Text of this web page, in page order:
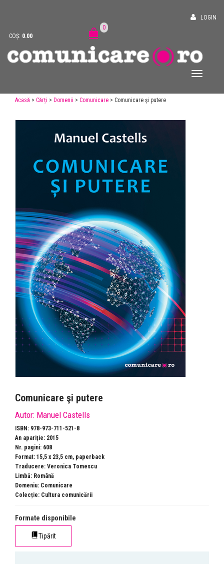
LOGIN
COȘ: 0.00
0
Acasă > Cărți > Domenii > Comunicare > Comunicare şi putere
Comunicare şi putere
Autor: Manuel Castells
ISBN: 978-973-711-521-8
An apariție: 2015
Nr. pagini: 608
Format: 15,5 x 23,5 cm, paperback
Traducere: Veronica Tomescu
Limbă: Română
Domeniu: Comunicare
Colecție: Cultura comunicării
Formate disponibile
Tipărit